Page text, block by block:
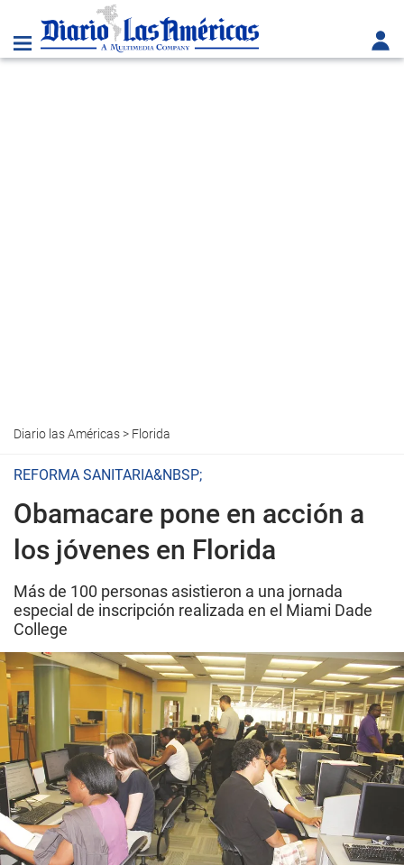
Diario las Américas> Florida
REFORMA SANITARIA&NBSP;
Obamacare pone en acción a
los jóvenes en Florida
Más de 100 personas asistieron a una jornada
especial de inscripción realizada en el Miami Dade
College